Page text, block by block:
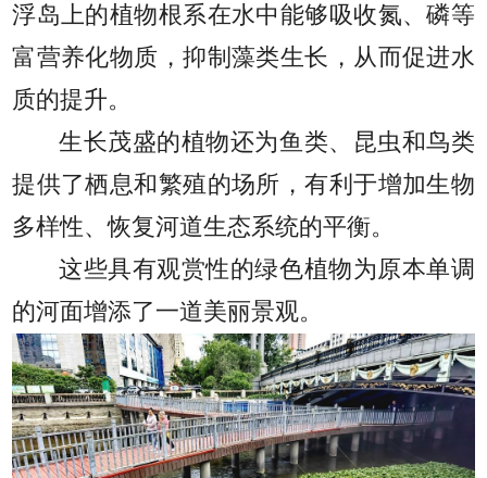
浮岛上的植物根系在水中能够吸收氮、磷等
富营养化物质，抑制藻类生长，从而促进水
质的提升。
生长茂盛的植物还为鱼类、昆虫和鸟类
提供了栖息和繁殖的场所，有利于增加生物
多样性、恢复河道生态系统的平衡。
这些具有观赏性的绿色植物为原本单调
的河面增添了一道美丽景观。